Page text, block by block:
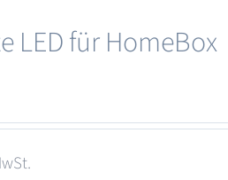
LED für HomeBox